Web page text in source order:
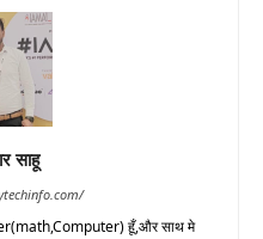
साहू
हूँ,और साथ मे